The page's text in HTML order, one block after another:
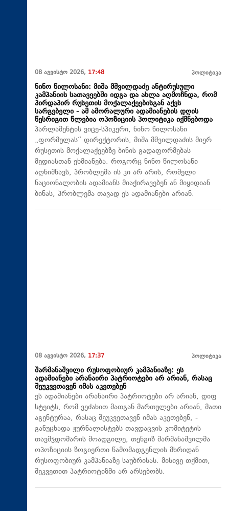
08 აგვისტო 2026, 17:48 პოლიტიკა
ნინო წილოსანი: მიშა მშვილდაძე ანტირუსული
კამპანიის სათავეებში იდგა და ახლა აღმოჩნდა, რომ
პირდაპირ რუსეთის მოქალაქეებისგან აქვს
სარგებელი - ამ ამორალური ადამიანების დღის
წესრიგით წლებია ოპოზიციის პოლიტიკა იქმნებოდა
პარლამენტის ვიცე-სპიკერი, ნინო წილოსანი
„ფორმულას“ დირექტორის, მიშა მშვილდაძის მიერ
რუსეთის მოქალაქეებზე ბინის გადაფორმებას
მედიასთან ეხმიანება. როგორც ნინო წილოსანი
აღნიშნავს, პრობლემა ის კი არ არის, რომელი
ნაციონალობის ადამიანს მიაქირავებენ ან მიყიდიან
ბინას, პრობლემა თავად ეს ადამიანები არიან.
08 აგვისტო 2026, 17:37 პოლიტიკა
შარმანაშვილი რუსოფობიურ კამპანიაზე: ეს
ადამიანები არანაირი პატრიოტები არ არიან, რასაც
შეუკვეთავენ იმას აკეთებენ
ეს ადამიანები არანაირი პატრიოტები არ არიან, დიფ
სტეიტს, რომ ვეძახით მათგან მართულები არიან, მათი
აგენტურაა, რასაც შეუკვეთავენ იმას აკეთებენ, -
განუცხადა ჟურნალისტებს თავდაცვის კომიტეტის
თავმჯდომარის მოადგილე, თენგიზ შარმანაშვილმა
ოპოზიციის ზოგიერთი წამომადგენლის მხრიდან
რუსოფობიურ კამპანიაზე საუბრისას. მისივე თქმით,
შეკვეთით პატრიოტიზმი არ არსებობს.